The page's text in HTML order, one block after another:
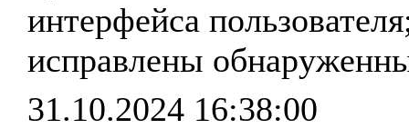
интерфейса
исправлены
31.10.2024 16:38:00